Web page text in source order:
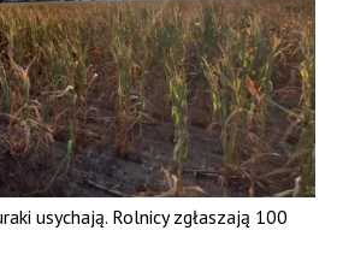
usychają. Rolnicy zgłaszają 100